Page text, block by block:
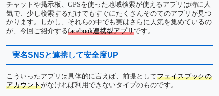
チャットや掲示板、GPSを使った地域検索が使えるアプリは特に人
気で、少し検索するだけでもすぐにたくさんそのてのアプリが見つ
かります。しかし、それらの中でも実はさらに人気を集めているの
が、今回ご紹介するfacebook連携型アプリです。
実名SNSと連携して安全度UP
こういったアプリは具体的に言えば、前提としてフェイスブックの
アカウントがなければ利用できないタイプのものです。